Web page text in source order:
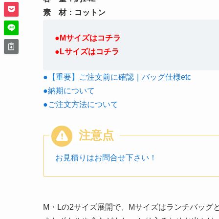
素 材：コットン
●Mサイズはコチラ
●Lサイズはコチラ
●【重要】ご注文前に確認｜バッグ仕様etc
●納期について
●ご注文方法について
お見積りはお問合せ下さい！
M・Lの2サイズ展開で、Mサイズはランチバッグ